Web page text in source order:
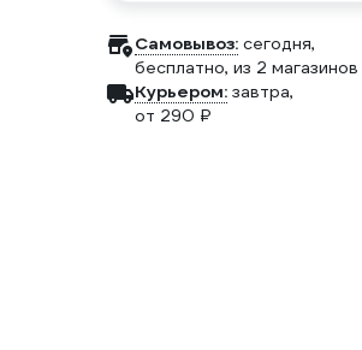
Самовывоз: сегодня,
бесплатно, из 2 магазинов
Курьером: завтра,
от 290 ₽